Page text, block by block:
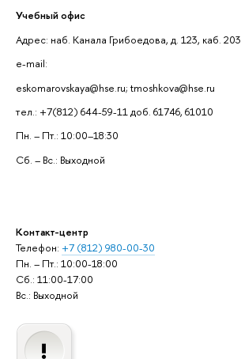
Учебный офис
Адрес: наб. Канала Грибоедова, д. 123, каб. 203
e-mail:
eskomarovskaya@hse.ru; tmoshkova@hse.ru
тел.: +7(812) 644-59-11 доб. 61746, 61010
Пн. – Пт.: 10:00–18:30
Сб. – Вс.: Выходной
Контакт-центр
Телефон: +7 (812) 980-00-30
Пн. – Пт.: 10:00-18:00
Сб.: 11:00-17:00
Вс.: Выходной